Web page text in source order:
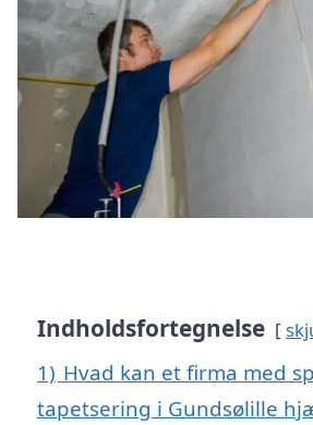
Indholdsfortegnelse
1) Hvad kan et firma med
tapetsering i Gundsølille